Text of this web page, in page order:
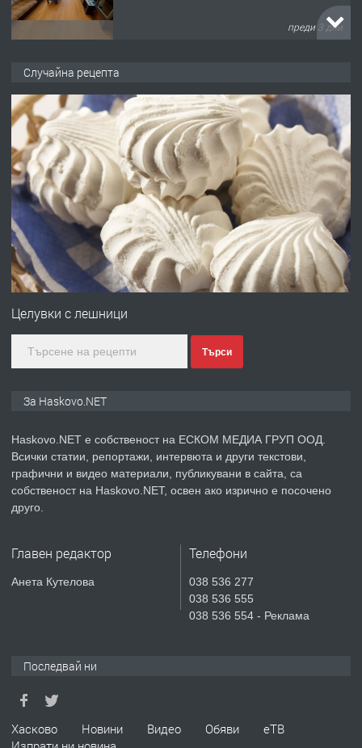
преди 3 дни
АПАРТАМЕНТ В ЦЕНТЪРА НА ГР.
ХАСКОВО
преди 4 дни
ПРЕДЛАГА Давам гараж под наем
преди 4 дни
ПРЕДЛАГА
№4120 Магазин/Офис под наем в кв.
градската градина!
преди 5 дни
ПРЕДЛАГА
Продавам парцел в гр. Хасково кв.
СГЛОБЯВАНЕ НА МЕБЕЛИ.
апартамент под наем в кв.
Случайна рецепта
Целувки с лешници
Търси
За Haskovo.NET
Haskovo.NET е собственост на ЕСКОМ МЕДИА ГРУП ООД.
Всички статии, репортажи, интервюта и други текстови,
графични и видео материали, публикувани в сайта, са
собственост на Haskovo.NET, освен ако изрично е посочено
друго.
Главен редактор
Анета Кутелова
Телефони
038 536 277
038 536 555
038 536 554 - Реклама
Последвай ни
Хасково Новини Видео Обяви
еТВ